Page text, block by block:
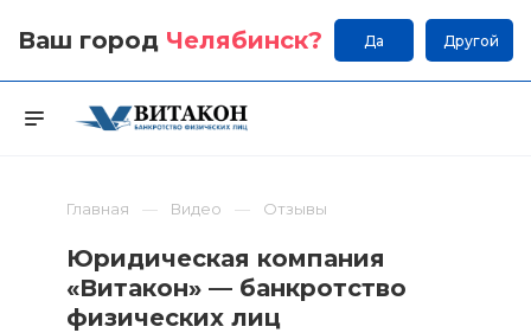
Ваш город Челябинск? Да Другой
Главная Видео Отзывы
Юридическая компания
«Витакон» — банкротство
физических лиц